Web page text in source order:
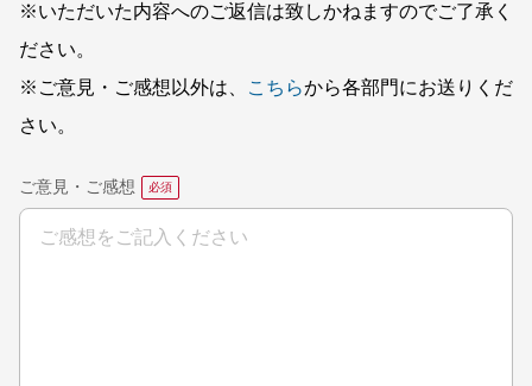
※いただいた内容へのご返信は致しかねますのでご了承く
ださい。
※ご意見・ご感想以外は、
こちらから各部門にお送りくだ
さい。
ご意見・ご感想